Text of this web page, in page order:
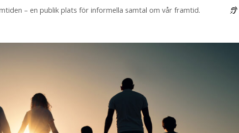
– en publik plats för informella samtal om vår framtid.